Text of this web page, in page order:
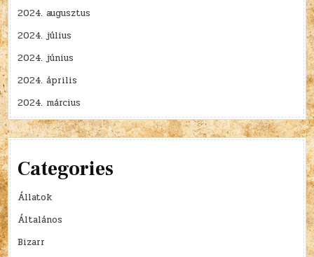
2024. augusztus
2024. július
2024. június
2024. április
2024. március
Categories
Állatok
Általános
Bizarr